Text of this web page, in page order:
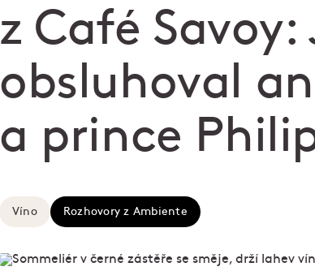
z Café Savoy:
obsluhoval
a prince
Víno Rozhovory z Ambiente